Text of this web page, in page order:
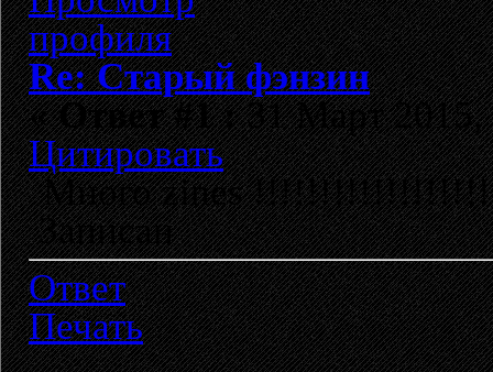
Re: Старый фэнзин
«Ответ #1 :31 Март 2015,
Цитировать
Много zines
Записан
Ответ
Печать